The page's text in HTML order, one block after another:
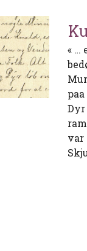
« …
Dyr
var